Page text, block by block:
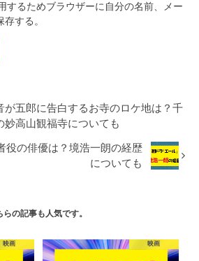
するためブラウザーに自分の名前、メー
する。
が五郎に告白するお寺のロケ地は？千
妙高山観福寺についても
役の俳優は？境浩一朗の経歴
についても
らの記事も人気です。
映画 映画